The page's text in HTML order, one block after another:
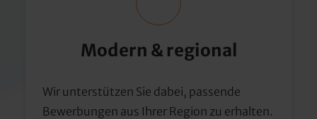
Modern & regional
Wir unterstützen Sie dabei, passende
Bewerbungen aus Ihrer Region zu erhalten.